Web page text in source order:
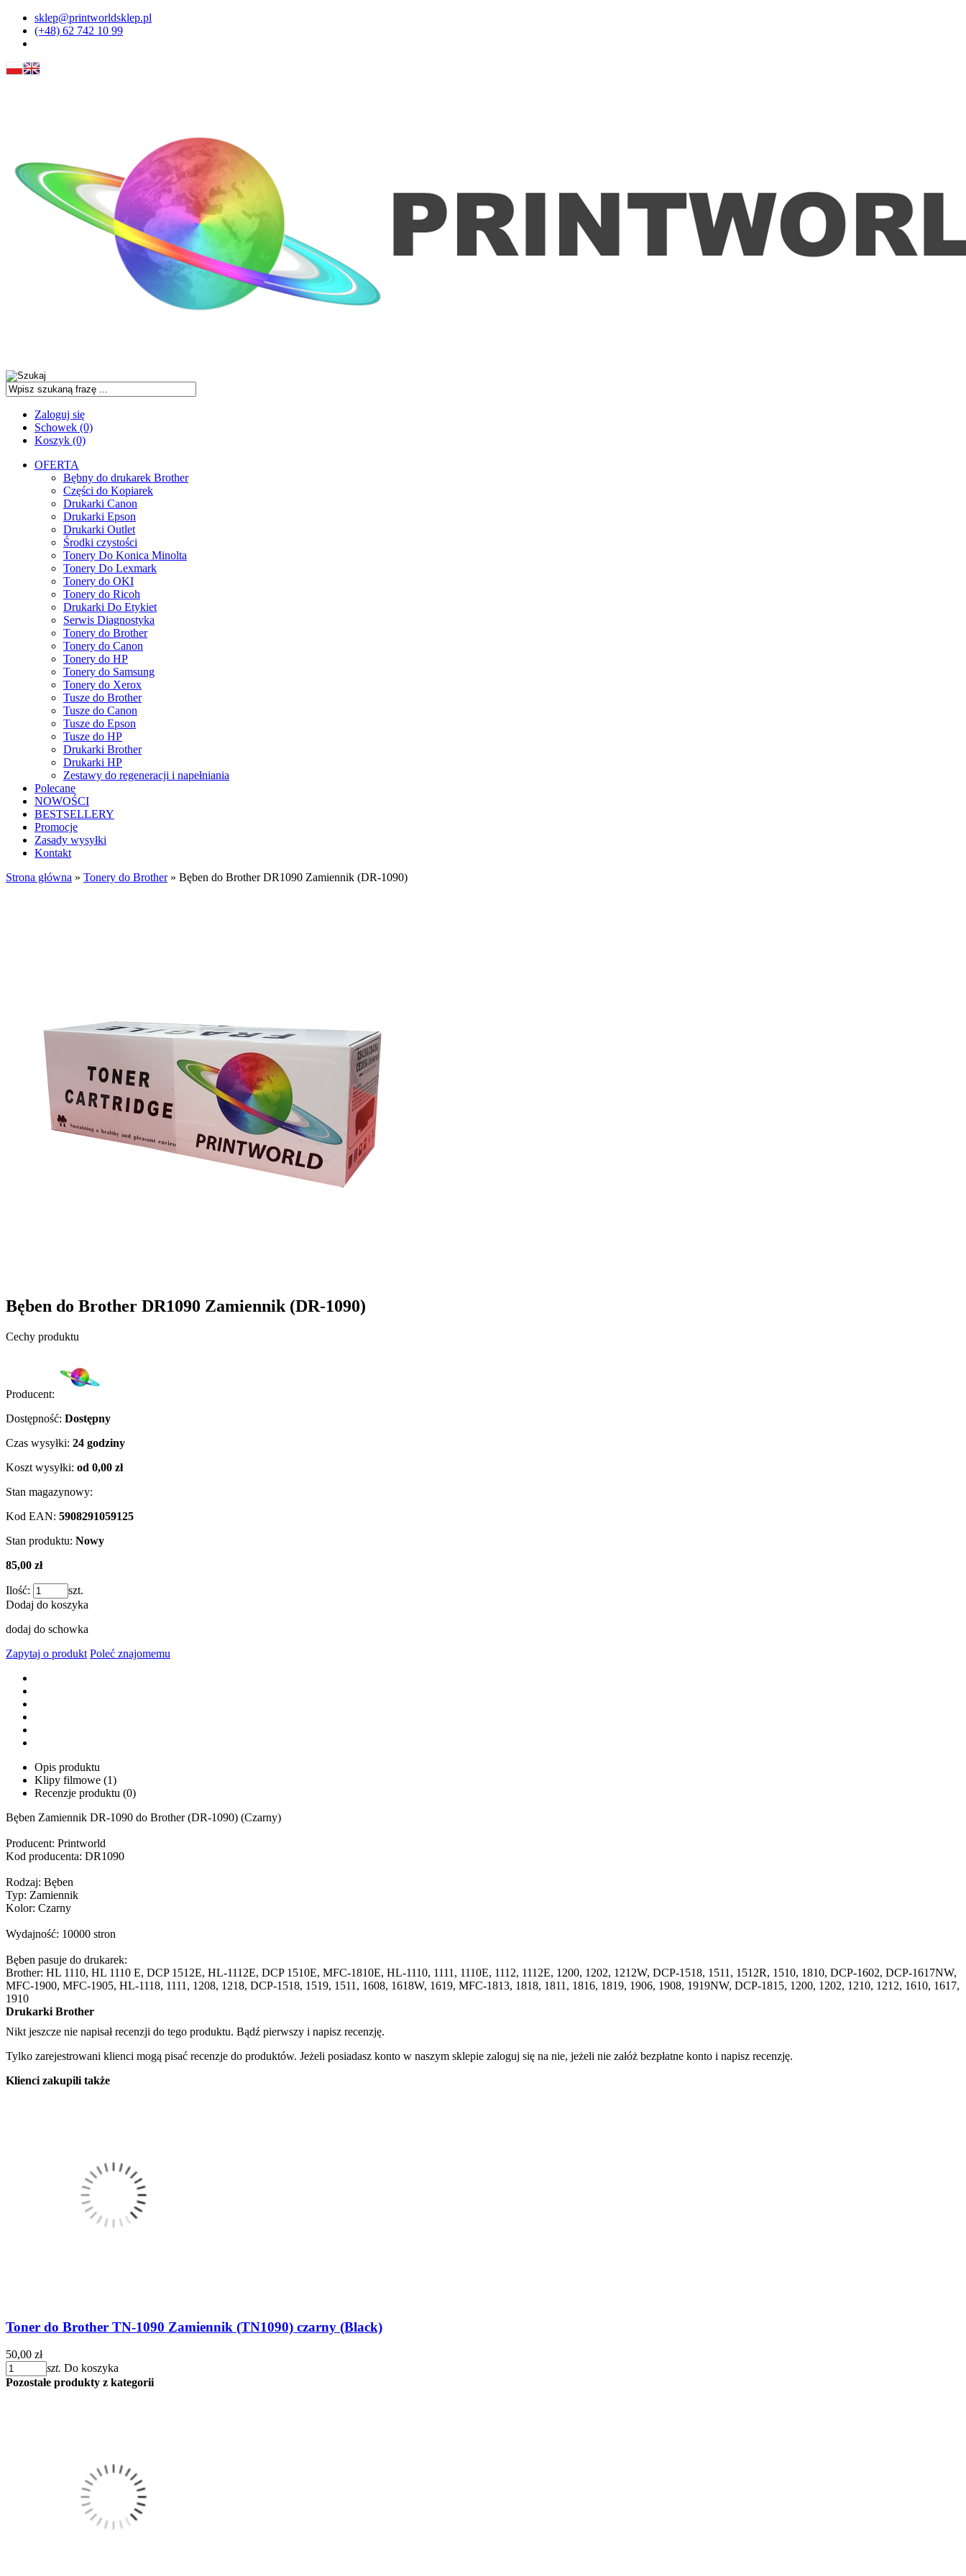
sklep@printworldsklep.pl
(+48) 62 742 10 99
Zaloguj się
Schowek (0)
Koszyk (0)
OFERTA
Bębny do drukarek Brother
Części do Kopiarek
Drukarki Canon
Drukarki Epson
Drukarki Outlet
Środki czystości
Tonery Do Konica Minolta
Tonery Do Lexmark
Tonery do OKI
Tonery do Ricoh
Drukarki Do Etykiet
Serwis Diagnostyka
Tonery do Brother
Tonery do Canon
Tonery do HP
Tonery do Samsung
Tonery do Xerox
Tusze do Brother
Tusze do Canon
Tusze do Epson
Tusze do HP
Drukarki Brother
Drukarki HP
Zestawy do regeneracji i napełniania
Polecane
NOWOŚCI
BESTSELLERY
Promocje
Zasady wysyłki
Kontakt
Strona główna » Tonery do Brother» Bęben do Brother DR1090 Zamiennik (DR-1090)
Bęben do Brother DR1090 Zamiennik (DR-1090)
Cechy produktu
Producent:
Dostępność: Dostępny
Czas wysyłki: 24 godziny
Koszt wysyłki: od 0,00 zł
Stan magazynowy:
Kod EAN: 5908291059125
Stan produktu: Nowy
85,00 zł
Ilość:
szt.
Dodaj do koszyka
dodaj do schowka
Zapytaj o produkt Poleć znajomemu
Opis produktu
Klipy filmowe (1)
Recenzje produktu (0)
Bęben Zamiennik DR-1090 do Brother (DR-1090) (Czarny)
Producent: Printworld
Kod producenta: DR1090
Rodzaj: Bęben
Typ: Zamiennik
Kolor: Czarny
Wydajność: 10000 stron
Bęben pasuje do drukarek:
Brother: HL 1110, HL 1110 E, DCP 1512E, HL-1112E, DCP 1510E, MFC-1810E, HL-1110, 1111, 1110E, 1112, 1112E, 1200, 1202, 1212W, DCP-1518, 1511, 1512R, 1510, 1810, DCP-1602, DCP-1617NW,
MFC-1900, MFC-1905, HL-1118, 1111, 1208, 1218, DCP-1518, 1519, 1511, 1608, 1618W, 1619, MFC-1813, 1818, 1811, 1816, 1819, 1906, 1908, 1919NW, DCP-1815, 1200, 1202, 1210, 1212, 1610, 1617,
1910
Drukarki Brother
Nikt jeszcze nie napisał recenzji do tego produktu. Bądź pierwszy i napisz recenzję.
Tylko zarejestrowani klienci mogą pisać recenzje do produktów. Jeżeli posiadasz konto w naszym sklepie zaloguj się na nie, jeżeli nie załóż bezpłatne konto i napisz recenzję.
Klienci zakupili także
Toner do Brother TN-1090 Zamiennik (TN1090) czarny (Black)
50,00 zł
szt. Do koszyka
Pozostałe produkty z kategorii